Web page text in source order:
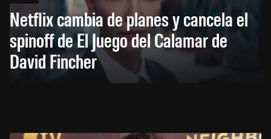
Netflix cambia de planes y cancela el
spinoff de El Juego del Calamar de
David Fincher